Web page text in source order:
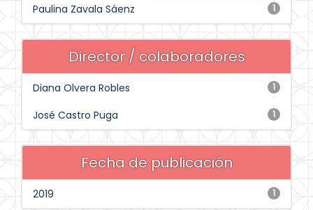
1
Paulina Zavala Sáenz
Director / colaboradores
1
Diana Olvera Robles
1
José Castro Puga
Fecha de publicación
1
2019